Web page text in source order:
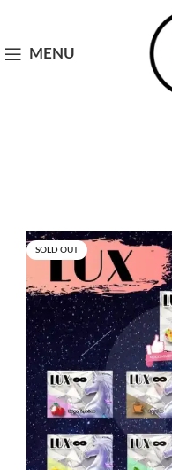
MENU
SOLD OUT